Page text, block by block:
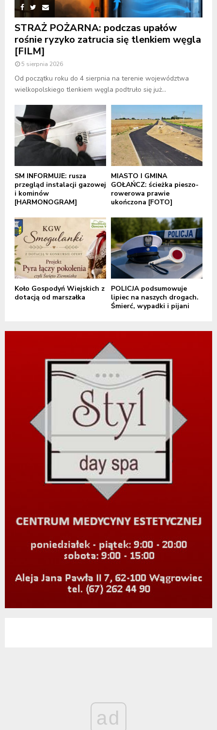
STRAŻ POŻARNA: podczas upałów
rośnie ryzyko zatrucia się tlenkiem węgla
[FILM]
5 sierpnia 2026
Od początku roku do 4 sierpnia na terenie województwa
wielkopolskiego tlenkiem węgla podtruło się już...
SM INFORMUJE: rusza
przegląd instalacji gazowej
i kominów
[HARMONOGRAM]
MIASTO I GMINA
GOŁAŃCZ: ścieżka pieszo-
rowerowa prawie
ukończona [FOTO]
Koło Gospodyń Wiejskich z
dotacją od marszałka
POLICJA podsumowuje
lipiec na naszych drogach.
Śmierć, wypadki i pijani
ad